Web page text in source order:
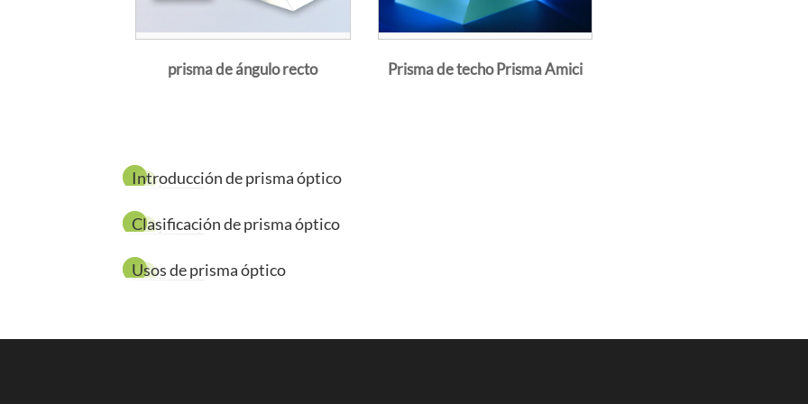
fáciles de montar; Además, su tensión mecánica confiable tiene mejor
adecuadas a los espejos reflectantes en diversas aplicaciones.
ajustados. Nuestra selección de materiales va desde BK7, Bak4, sílice
prisma de ángulo recto Prisma de techo Prisma Amici
Introducción de prisma óptico
Clasificación de prisma óptico
Usos de prisma óptico